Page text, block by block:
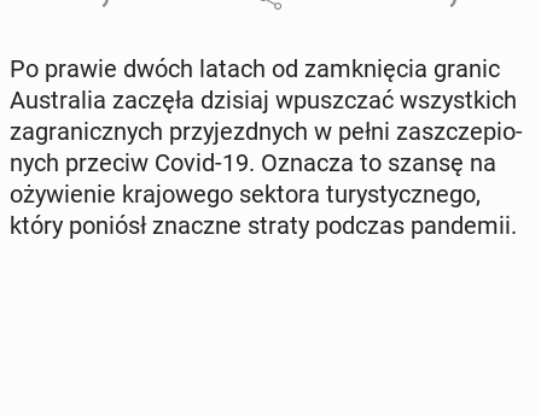
Po prawie dwóch latach od za­mknię­cia granic
Au­stra­lia zaczęła dzisiaj wpusz­czać wszyst­kich
za­gra­nicz­nych przy­jezd­nych w pełni za­szcze­pio­
nych przeciw Covid-19. Oznacza to szansę na
oży­wie­nie kra­jo­we­go sektora tu­ry­stycz­ne­go,
który poniósł znaczne straty podczas pan­de­mii.